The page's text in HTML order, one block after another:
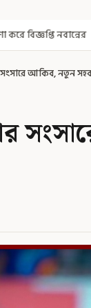
আচমকা
সংসারে আকিব, নতুন